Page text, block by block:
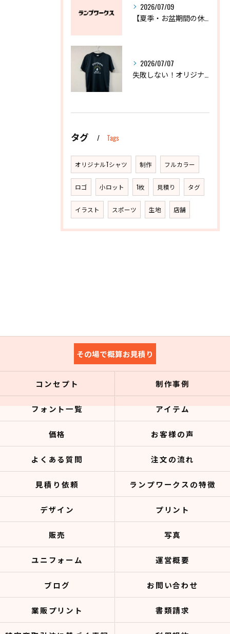
2026/07/09
【夏季・お盆期間の休業に関するお知らせ】
2026/07/07
タグ Tags
オリジナルTシャツ 制作 フルカラー
ロゴ 小ロット 1枚 見積り タグ
イラスト スポーツ 生地 店舗
その場で概算お見積り
コンセプト 制作事例
フォント一覧 アイテム
価格 お客様の声
よくある質問 注文の流れ
見積り依頼 ランプワークスの特徴
デザイン プリント
販売 写真
ユニフォーム 運営概要
ブログ お問い合わせ
業販プリント 書類請求